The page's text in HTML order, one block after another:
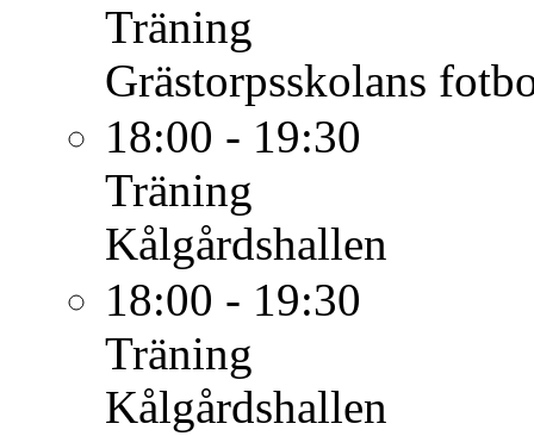
Träning
Grästorpsskolans
18:00 - 19:30
Träning
Kålgårdshallen
18:00 - 19:30
Träning
Kålgårdshallen